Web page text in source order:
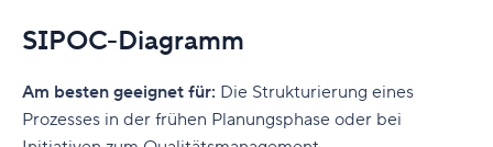
SIPOC-Diagramm
Am besten geeignet für: Die Strukturierung eines
Prozesses in der frühen Planungsphase oder bei